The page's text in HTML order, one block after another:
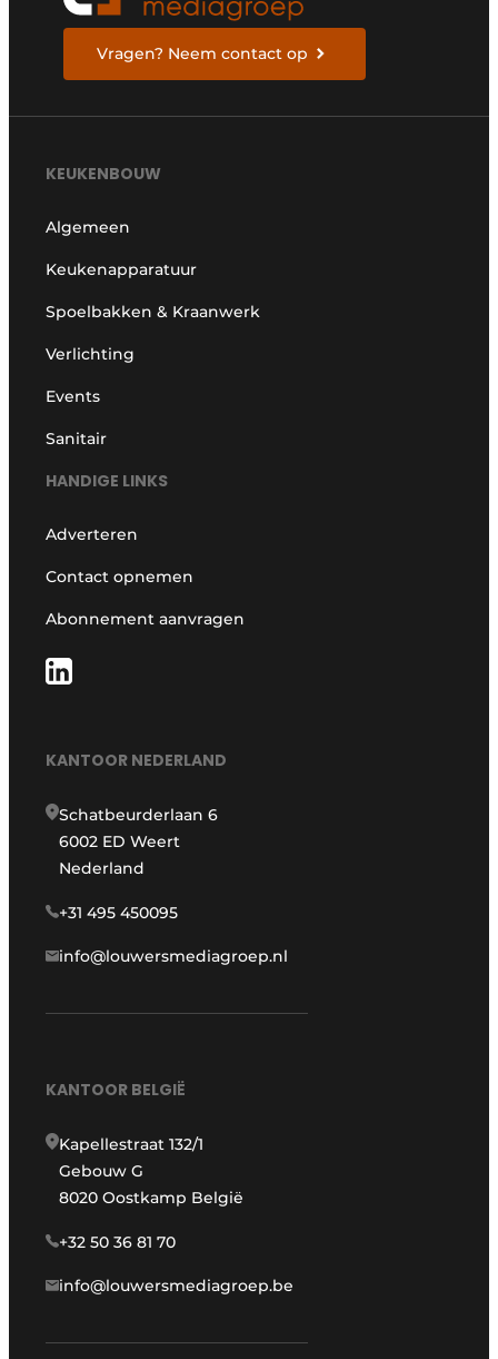
Vragen? Neem contact op
KEUKENBOUW
Algemeen
Keukenapparatuur
Spoelbakken & Kraanwerk
Verlichting
Events
Sanitair
HANDIGE LINKS
Adverteren
Contact opnemen
Abonnement aanvragen
KANTOOR NEDERLAND
Schatbeurderlaan 6
6002 ED Weert
Nederland
+31 495 450095
info@louwersmediagroep.nl
KANTOOR BELGIË
Kapellestraat 132/1
Gebouw G
8020 Oostkamp België
+32 50 36 81 70
info@louwersmediagroep.be